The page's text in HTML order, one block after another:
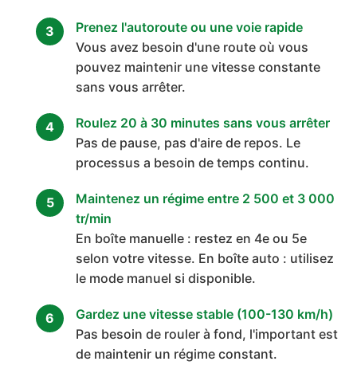
Prenez l'autoroute ou une voie rapide
Vous avez besoin d'une route où vous
pouvez maintenir une vitesse constante
sans vous arrêter.
Roulez 20 à 30 minutes sans vous arrêter
Pas de pause, pas d'aire de repos. Le
processus a besoin de temps continu.
Maintenez un régime entre 2 500 et 3 000
tr/min
En boîte manuelle : restez en 4e ou 5e
selon votre vitesse. En boîte auto : utilisez
le mode manuel si disponible.
Gardez une vitesse stable (100-130 km/h)
Pas besoin de rouler à fond, l'important est
de maintenir un régime constant.